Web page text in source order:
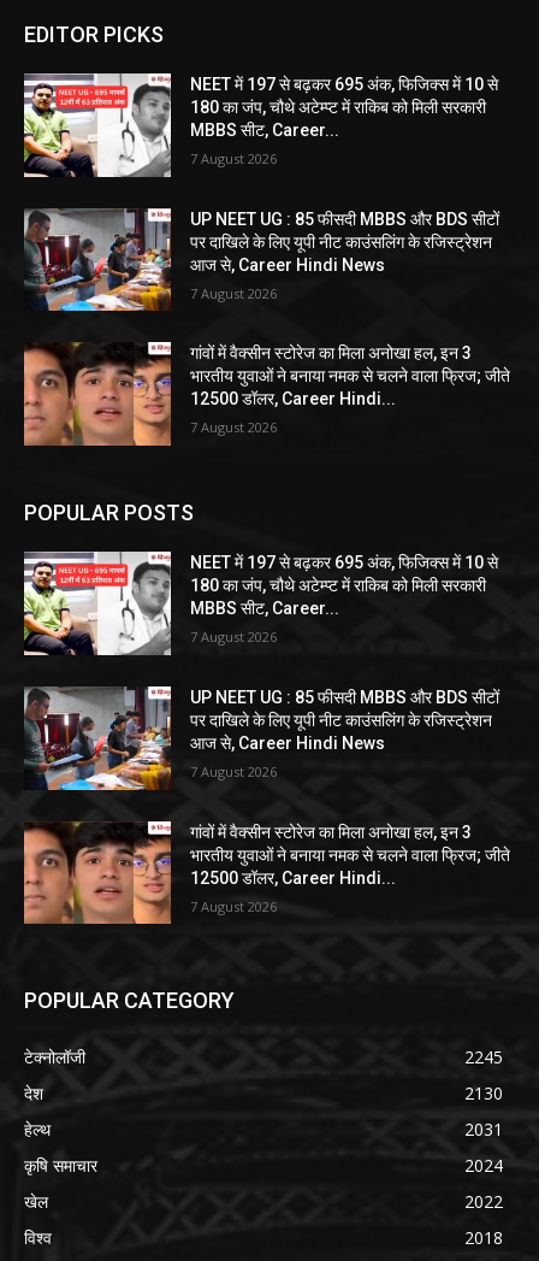
EDITOR PICKS
NEET में 197 से बढ़कर 695 अंक, फिजिक्स में 10 से
180 का जंप, चौथे अटेम्प्ट में राकिब को मिली सरकारी
MBBS सीट, Career...
7 August 2026
UP NEET UG : 85 फीसदी MBBS और BDS सीटों
पर दाखिले के लिए यूपी नीट काउंसलिंग के रजिस्ट्रेशन
आज से, Career Hindi News
7 August 2026
गांवों में वैक्सीन स्टोरेज का मिला अनोखा हल, इन 3
भारतीय युवाओं ने बनाया नमक से चलने वाला फ्रिज; जीते
12500 डॉलर, Career Hindi...
7 August 2026
POPULAR POSTS
NEET में 197 से बढ़कर 695 अंक, फिजिक्स में 10 से
180 का जंप, चौथे अटेम्प्ट में राकिब को मिली सरकारी
MBBS सीट, Career...
7 August 2026
UP NEET UG : 85 फीसदी MBBS और BDS सीटों
पर दाखिले के लिए यूपी नीट काउंसलिंग के रजिस्ट्रेशन
आज से, Career Hindi News
7 August 2026
गांवों में वैक्सीन स्टोरेज का मिला अनोखा हल, इन 3
भारतीय युवाओं ने बनाया नमक से चलने वाला फ्रिज; जीते
12500 डॉलर, Career Hindi...
7 August 2026
POPULAR CATEGORY
टेक्नोलॉजी
2245
देश
2130
हेल्थ
2031
कृषि समाचार
2024
खेल
2022
विश्व
2018